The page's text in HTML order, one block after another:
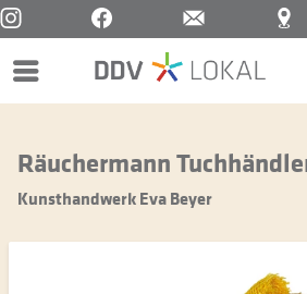
Menü
Räuchermann
Kunsthandwerk Eva Beyer